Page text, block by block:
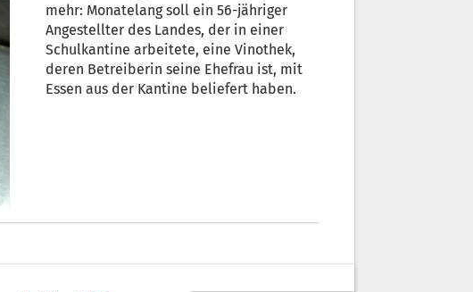
mehr: Monatelang soll ein 56-jähriger
Angestellter des Landes, der in einer
Schulkantine arbeitete, eine Vinothek,
deren Betreiberin seine Ehefrau ist, mit
Essen aus der Kantine beliefert haben.